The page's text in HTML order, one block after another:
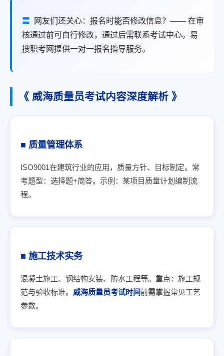
〓
网友们还关心：报名时能否修改信息？—— 在审
核通过前可自行修改，通过后需联系考试中心。易
搜职考网提供一对一报名指导服务。
《 威海质量员考试内容深度解析 》
■ 质量管理体系
ISO9001在建筑行业的应用，质量方针、目标制定。常
考题型：选择题+简答。示例：某项目质量计划编制流
程。
■ 施工技术实务
混凝土施工、钢结构安装、防水工程等。重点：施工规
范与验收标准。 威海质量员考试时间前需掌握常见工艺
参数。